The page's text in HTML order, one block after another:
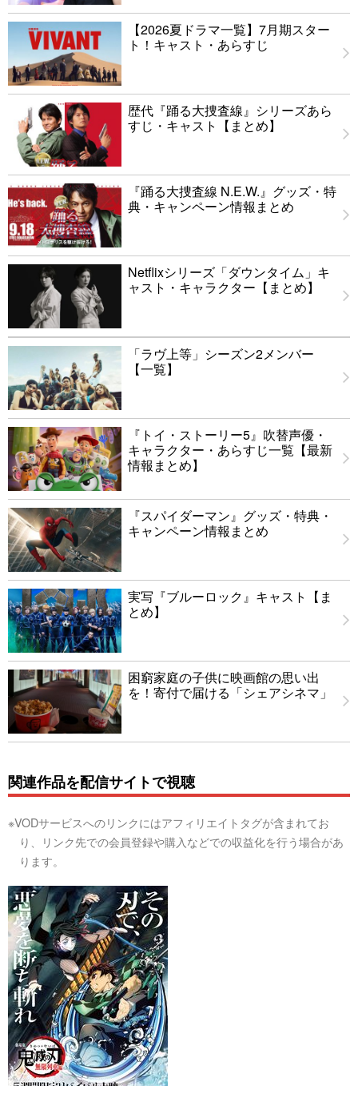
【2026夏ドラマ一覧】7月期スター
ト！キャスト・あらすじ
歴代『踊る大捜査線』シリーズあら
すじ・キャスト【まとめ】
『踊る大捜査線 N.E.W.』グッズ・特
典・キャンペーン情報まとめ
Netflixシリーズ「ダウンタイム」キ
ャスト・キャラクター【まとめ】
「ラヴ上等」シーズン2メンバー
【一覧】
『トイ・ストーリー5』吹替声優・
キャラクター・あらすじ一覧【最新
情報まとめ】
『スパイダーマン』グッズ・特典・
キャンペーン情報まとめ
実写『ブルーロック』キャスト【ま
とめ】
困窮家庭の子供に映画館の思い出
を！寄付で届ける「シェアシネマ」
関連作品を配信サイトで視聴
※VODサービスへのリンクにはアフィリエイトタグが含まれてお
り、リンク先での会員登録や購入などでの収益化を行う場合があ
ります。